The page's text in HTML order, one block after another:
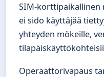
SIM-korttipaikallinen
ei sido käyttäjää
yhteyden mökeille,
Operaattorivapaus